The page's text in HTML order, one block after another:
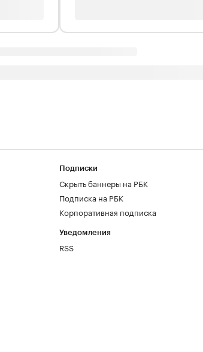
Подписки
Скрыть баннеры на РБК
Подписка на РБК
Корпоративная подписка
Уведомления
RSS